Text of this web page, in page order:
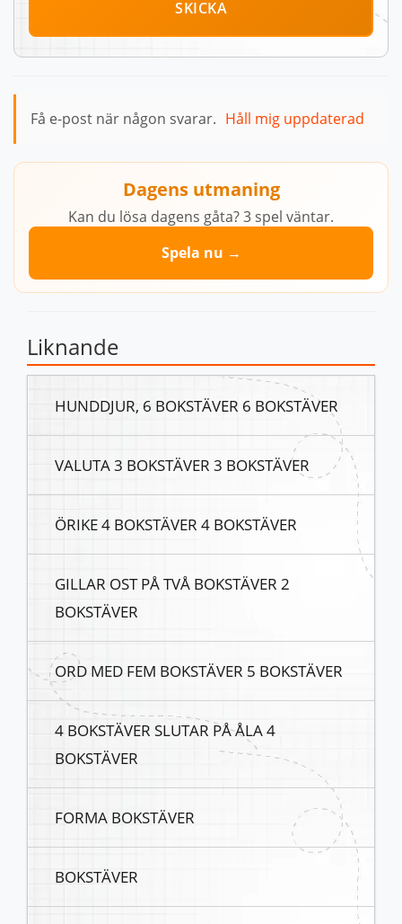
SKICKA
Få e-post när någon svarar. Håll mig uppdaterad
Dagens utmaning
Kan du lösa dagens gåta? 3 spel väntar.
Spela nu →
Liknande
HUNDDJUR, 6 BOKSTÄVER 6 BOKSTÄVER
VALUTA 3 BOKSTÄVER 3 BOKSTÄVER
ÖRIKE 4 BOKSTÄVER 4 BOKSTÄVER
GILLAR OST PÅ TVÅ BOKSTÄVER 2
BOKSTÄVER
ORD MED FEM BOKSTÄVER 5 BOKSTÄVER
4 BOKSTÄVER SLUTAR PÅ ÅLA 4
BOKSTÄVER
FORMA BOKSTÄVER
BOKSTÄVER